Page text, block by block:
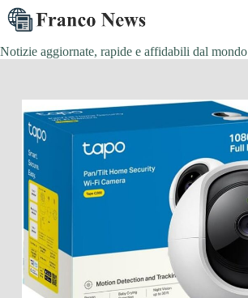
Salta
al
contenuto
Notizie aggiornate, rapide e affidabili dal mondo